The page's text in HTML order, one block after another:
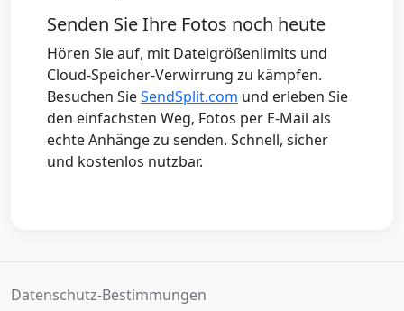
Senden Sie Ihre Fotos noch heute
Hören Sie auf, mit Dateigrößenlimits und
Cloud-Speicher-Verwirrung zu kämpfen.
Besuchen SieSendSplit.com und erleben Sie
den einfachsten Weg, Fotos per E-Mail als
echte Anhänge zu senden. Schnell, sicher
und kostenlos nutzbar.
Datenschutz-Bestimmungen